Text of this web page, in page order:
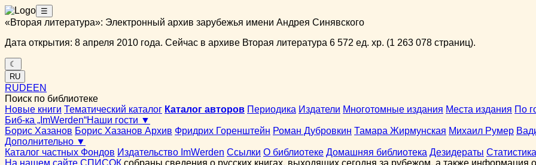
☰
«Вторая литература»: Электронный архив зарубежья имени Андрея Синявского
Дата открытия: 8 апреля 2010 года. Сейчас в архиве Вторая литература 6 572 ед. хр. (1 263 078 страниц).
☾
RU
RUDEEN
Поиск по библиотеке
Новые книги Тематический каталог Каталог авторов Периодика Издатели Многотомные издания Места издания По
Биб-ка „ImWerden“Наши гости ▼
Борис Хазанов Борис Хазанов Архив Фридрих Горенштейн Роман Дубровкин Тамара Жирмунская Михаил Румер
Дополнительно ▼
Каталог частных Фондов Издательство ImWerden Ссылки О библиотеке Домашняя библиотека Дезидераты Статистика
На нашем сайте СПИСОК собраны сведения о русских книгах, выходящих сегодня за рубежом, а также информация